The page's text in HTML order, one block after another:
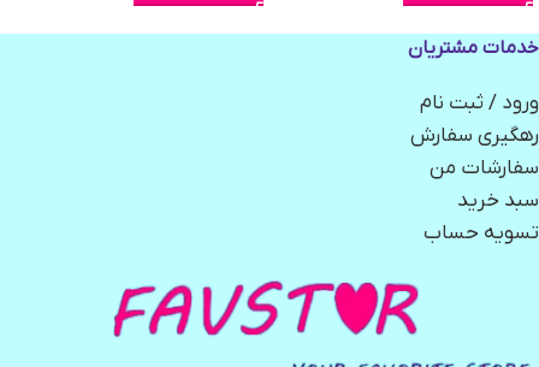
خدمات مشتریان
ورود / ثبت نام
رهگیری سفارش
سفارشات من
سبد خرید
تسویه حساب